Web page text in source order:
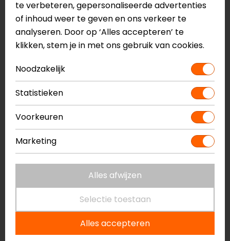
behoorlijk wat rek in dus voor en langer slanker
iemand als ik echt perfect
- Anoniem
18-01-2021
Super fijn pak
- Anoniem
29-12-2020
Snelle levering en super fijne onderkleding..past
- Anoniem
te verbeteren, gepersonaliseerde advertenties
of inhoud weer te geven en ons verkeer te
analyseren. Door op ‘Alles accepteren’ te
klikken, stem je in met ons gebruik van cookies.
Noodzakelijk
Statistieken
Voorkeuren
Marketing
Alles afwijzen
Selectie toestaan
Alles accepteren